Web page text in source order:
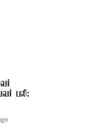
பலி: